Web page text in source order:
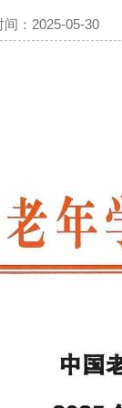
间：2025-05-30